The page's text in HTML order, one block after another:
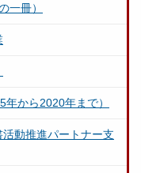
一冊）
から2020年まで）
動推進パートナー支